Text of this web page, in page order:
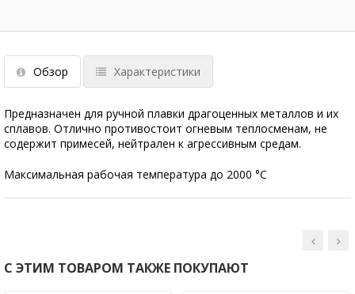
Обзор Характеристики
Предназначен для ручной плавки драгоценных металлов и их
сплавов. Отлично противостоит огневым теплосменам, не
содержит примесей, нейтрален к агрессивным средам.
Максимальная рабочая температура до 2000 °С
С ЭТИМ ТОВАРОМ ТАКЖЕ ПОКУПАЮТ